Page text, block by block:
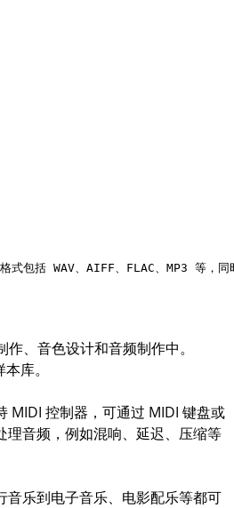
、音色设计和音频制作中。
库。
MIDI 控制器，可通过 MIDI 键盘或
音频，例如混响、延迟、压缩等
乐到电子音乐、电影配乐等都可